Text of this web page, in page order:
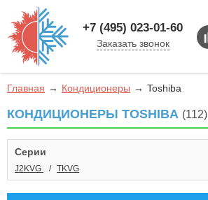
+7 (495) 023-01-60
Заказать звонок
Главная Кондиционеры Toshiba
КОНДИЦИОНЕРЫ TOSHIBA (112)
Серии
J2KVG TKVG